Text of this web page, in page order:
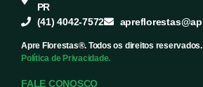
PR
(41) 4042-7572
Apre Florestas®. Todos os direitos reservados.
Política de Privacidade.
FALE CONOSCO